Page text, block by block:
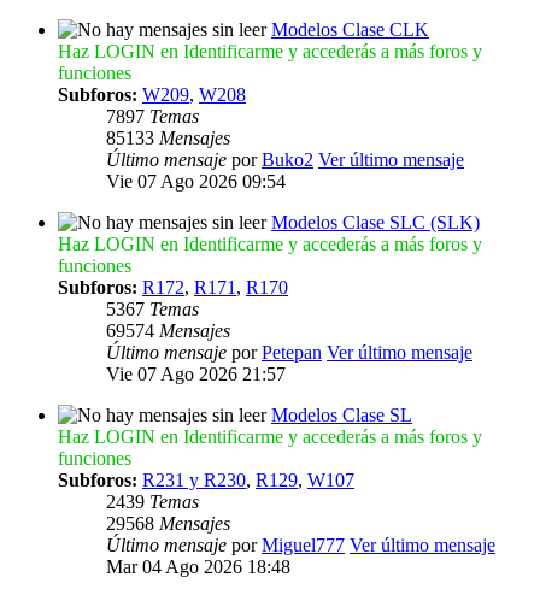
Modelos Clase CLK
Haz LOGIN en Identificarme y accederás a más foros y
funciones
Subforos: W209, W208
7897 Temas
85133 Mensajes
Último mensaje porBuko2 Ver último mensaje
Vie 07 Ago 2026 09:54
Modelos Clase SLC (SLK)
Haz LOGIN en Identificarme y accederás a más foros y
funciones
Subforos: R172, R171 , R170
5367 Temas
69574 Mensajes
Último mensaje porPetepan Ver último mensaje
Vie 07 Ago 2026 21:57
Modelos Clase SL
Haz LOGIN en Identificarme y accederás a más foros y
funciones
Subforos: R231 y R230, R129, W107
2439 Temas
29568 Mensajes
Último mensaje porMiguel777 Ver último mensaje
Mar 04 Ago 2026 18:48